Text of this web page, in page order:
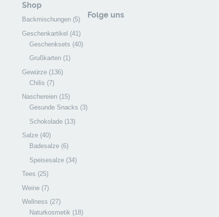
Shop
Backmischungen (5)
Geschenkartikel (41)
Geschenksets (40)
Grußkarten (1)
Gewürze (136)
Chilis (7)
Naschereien (15)
Gesunde Snacks (3)
Schokolade (13)
Salze (40)
Badesalze (6)
Speisesalze (34)
Tees (25)
Weine (7)
Wellness (27)
Naturkosmetik (18)
Folge uns